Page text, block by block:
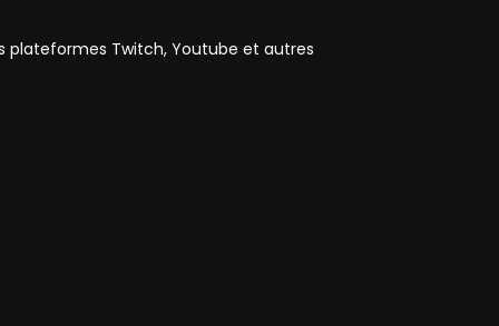
plateformes Twitch, Youtube et autres